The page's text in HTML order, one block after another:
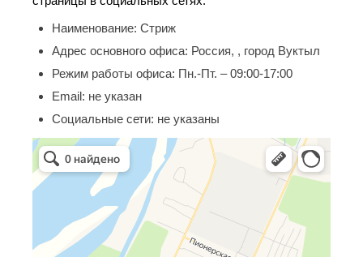
Наименование: Стриж
Адрес основного офиса: Россия, , город Вуктыл
Режим работы офиса: Пн.-Пт. – 09:00-17:00
Email: не указан
Социальные сети: не указаны